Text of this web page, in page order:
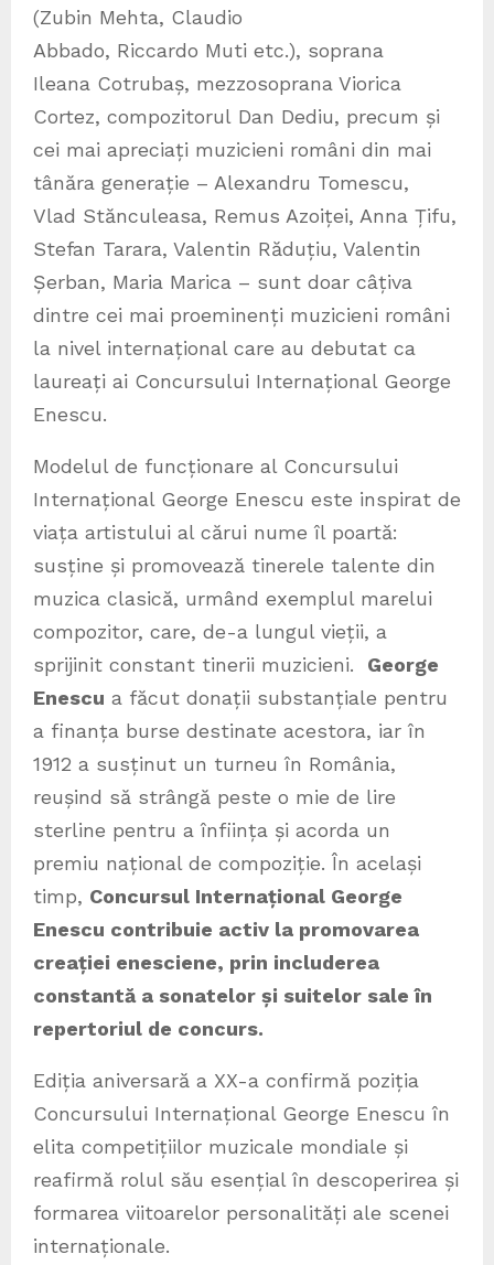
(Zubin Mehta, Claudio
Abbado, Riccardo Muti etc.), soprana
Ileana Cotrubaș, mezzosoprana Viorica
Cortez, compozitorul Dan Dediu, precum și
cei mai apreciați muzicieni români din mai
tânăra generație – Alexandru Tomescu,
Vlad Stănculeasa, Remus Azoiței, Anna Țifu,
Stefan Tarara, Valentin Răduțiu, Valentin
Șerban, Maria Marica – sunt doar câțiva
dintre cei mai proeminenți muzicieni români
la nivel internațional care au debutat ca
laureați ai Concursului Internațional George
Enescu.
Modelul de funcționare al Concursului
Internațional George Enescu este inspirat de
viața artistului al cărui nume îl poartă:
susține și promovează tinerele talente din
muzica clasică, urmând exemplul marelui
compozitor, care, de-a lungul vieții, a
sprijinit constant tinerii muzicieni. George
Enescu a făcut donații substanțiale pentru
a finanța burse destinate acestora, iar în
1912 a susținut un turneu în România,
reușind să strângă peste o mie de lire
sterline pentru a înființa și acorda un
premiu național de compoziție. În același
timp, Concursul Internațional George
Enescu contribuie activ la promovarea
creației enesciene, prin includerea
constantă a sonatelor și suitelor sale în
repertoriul de concurs.
Ediția aniversară a XX-a confirmă poziția
Concursului Internațional George Enescu în
elita competițiilor muzicale mondiale și
reafirmă rolul său esențial în descoperirea și
formarea viitoarelor personalități ale scenei
internaționale.